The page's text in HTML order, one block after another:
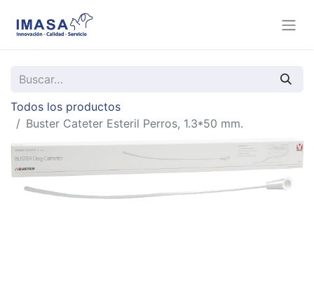
Todos los productos
Buster Cateter Esteril Perros, 1.3*50 mm.